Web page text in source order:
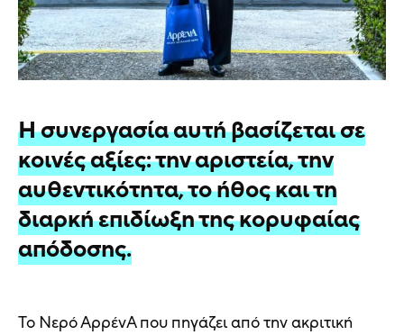
Η συνεργασία αυτή βασίζεται σε
κοινές αξίες: την αριστεία, την
αυθεντικότητα, το ήθος και τη
διαρκή επιδίωξη της κορυφαίας
απόδοσης.
Το Νερό ΑρρένΑ που πηγάζει από την ακριτική